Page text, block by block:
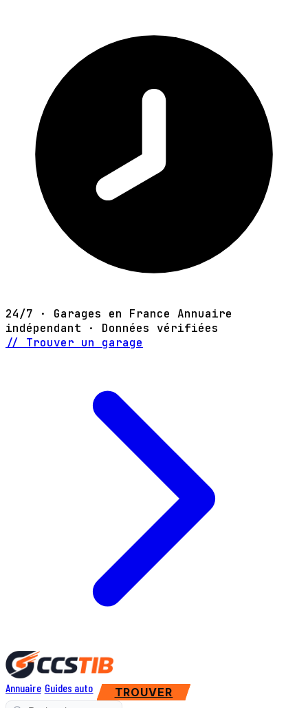
24/7 · Garages en France Annuaire
indépendant · Données vérifiées
// Trouver un garage
Annuaire Guides auto TROUVER